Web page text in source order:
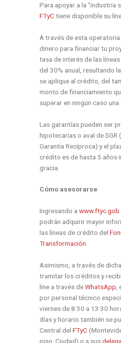
Para apoyar a la “industria
FTyC tiene disponible su
A través de esta
dinero para financiar tu
tasa de interés de las líneas
del 30% anual, resultando
se aplique al crédito, del
monto de financiamiento
superar en ningún caso una
Las garantías pueden ser
hipotecarias o aval de SGR
Garantía Recíproca) y el
crédito es de hasta 5 años
gracia.
Cómo asesorarse
Ingresando a
podrán adquirir mayor
las líneas de crédito del
Transformación.
Asimismo, a través de
tramitar los créditos y
line a través deWhatsApp
por personal técnico
viernes de 8:30 a 13:30
días y horario también se
Central del FTyC
piso, Ciudad) o a sus